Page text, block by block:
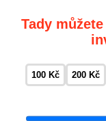
Tady
100 Kč 200 Kč